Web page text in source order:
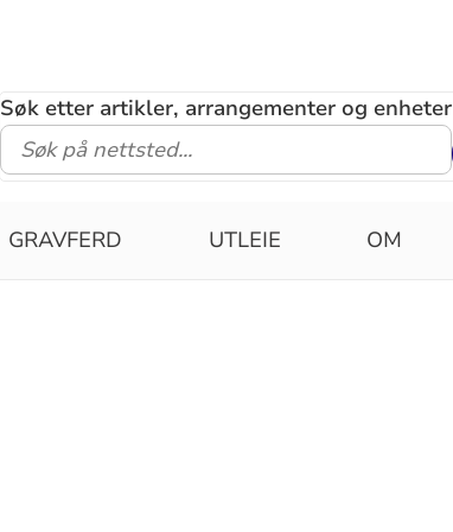
Søk etter artikler, arrangementer og enheter
GRAVFERD UTLEIE OM